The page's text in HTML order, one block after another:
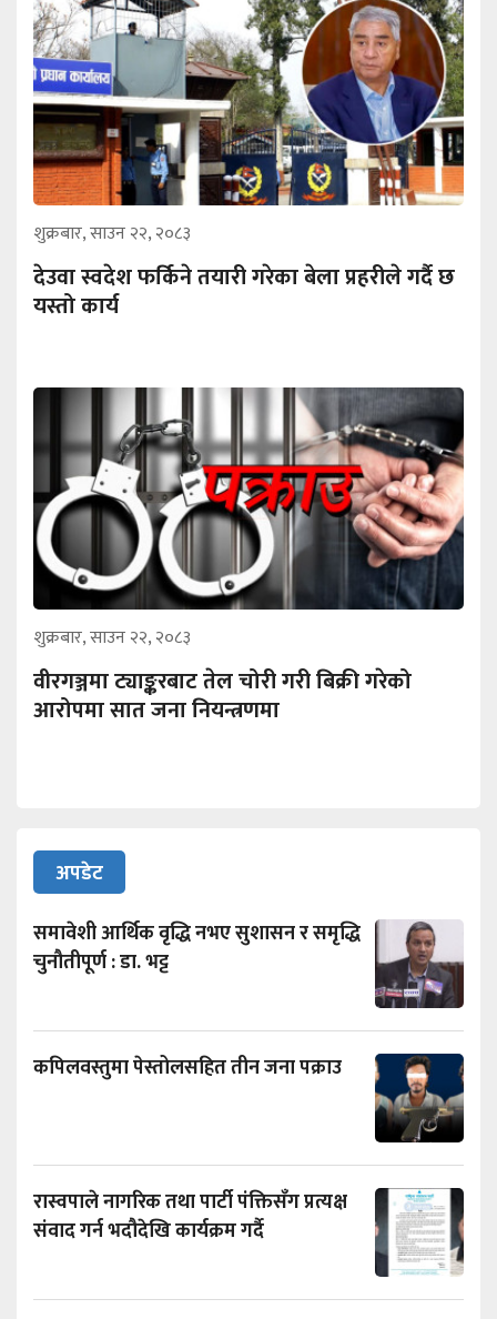
शुक्रबार, साउन २२, २०८३
देउवा स्वदेश फर्किने तयारी गरेका बेला प्रहरीले गर्दै छ
यस्तो कार्य
शुक्रबार, साउन २२, २०८३
वीरगञ्जमा ट्याङ्करबाट तेल चोरी गरी बिक्री गरेको
आरोपमा सात जना नियन्त्रणमा
अपडेट
समावेशी आर्थिक वृद्धि नभए सुशासन र समृद्धि
चुनौतीपूर्ण : डा. भट्ट
कपिलवस्तुमा पेस्तोलसहित तीन जना पक्राउ
रास्वपाले नागरिक तथा पार्टी पंक्तिसँग प्रत्यक्ष
संवाद गर्न भदौदेखि कार्यक्रम गर्दै